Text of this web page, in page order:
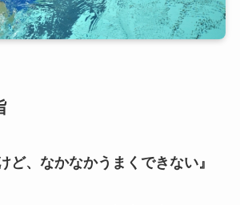
ど、なかなかうまくできない』